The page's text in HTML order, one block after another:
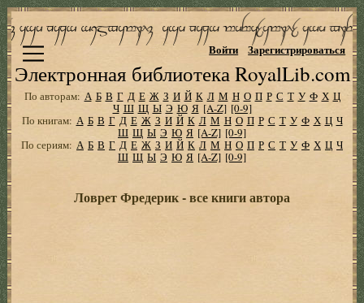
Электронная библиотека RoyalLib.com
Войти Зарегистрироваться
По авторам: А Б В Г Д Е Ж З И Й К Л М Н О П Р С Т У Ф Х Ц
Ч Ш Щ Ы Э Ю Я [A-Z] [0-9]
По книгам: А Б В Г Д Е Ж З И Й К Л М Н О П Р С Т У Ф Х Ц Ч
Ш Щ Ы Э Ю Я [A-Z] [0-9]
По сериям: А Б В Г Д Е Ж З И Й К Л М Н О П Р С Т У Ф Х Ц Ч
Ш Щ Ы Э Ю Я [A-Z] [0-9]
Ловрет Фредерик - все книги автора